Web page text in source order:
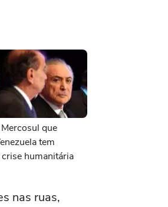
que
tem
humanitária
nas ruas,